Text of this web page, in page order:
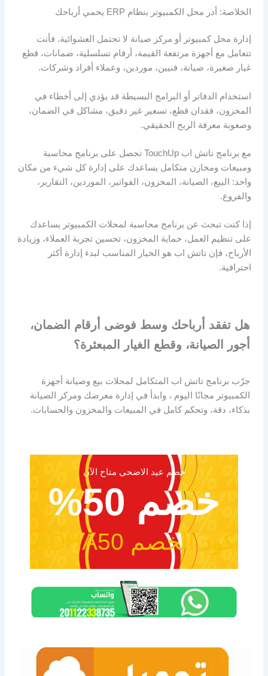
الخلاصة: أدر محل الكمبيوتر بنظام ERP يحمي أرباحك
إدارة محل كمبيوتر أو مركز صيانة لا تحتمل العشوائية. فأنت
تتعامل مع أجهزة مرتفعة القيمة، أرقام تسلسلية، ضمانات، قطع
غيار صغيرة، صيانة، فنيين، موردين، وعملاء أفراد وشركات.
استخدام الدفاتر أو البرامج البسيطة قد يؤدي إلى أخطاء في
المخزون، فقدان قطع، تسعير غير دقيق، مشاكل في الضمان،
وصعوبة معرفة الربح الحقيقي.
مع برنامج تاتش اب TouchUp تحصل على برنامج محاسبة
ومبيعات ومخازن متكامل يساعدك على إدارة كل شيء من مكان
واحد: البيع، الصيانة، المخزون، الفواتير، الموردين، التقارير،
والفروع.
إذا كنت تبحث عن برنامج محاسبة لمحلات الكمبيوتر يساعدك
على تنظيم العمل، حماية المخزون، تحسين تجربة العملاء، وزيادة
الأرباح، فإن تاتش اب هو الخيار المناسب لبدء إدارة أكثر
احترافية.
هل تفقد أرباحك وسط فوضى أرقام الضمان،
أجور الصيانة، وقطع الغيار المبعثرة؟
جرّب برنامج تاتش اب المتكامل لمحلات بيع وصيانة أجهزة
الكمبيوتر مجانًا اليوم ، وابدأ في إدارة معرضك ومركز الصيانة
بذكاء، دقة، وتحكم كامل في المبيعات والمخزون والحسابات.
خصم عيد الاضحى متاح الآن
خصم 50%
كود الخصم ADHA50